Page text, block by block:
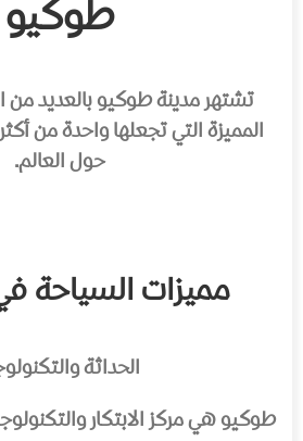
طوكيو
تشتهر مدينة طوكيو بالعديد من
المميزة التي تجعلها واحدة من
حول العالم.
مميزات السياحة
الحداثة
طوكيو هي مركز الابتكار